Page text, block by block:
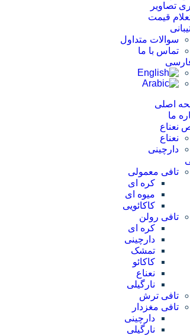
تصاویر
قیمت
سوالات متداول
تماس با ما
اصلی
ما
نعناع
نعناع
دارچینی
تافی معمولی
کره ای
میوه ای
کاکائویی
تافی رولن
کره ای
دارچینی
تمشک
کاکائو
نعناع
نارگیلی
تافی ترش
تافی مغزدار
دارچینی
نارگیلی